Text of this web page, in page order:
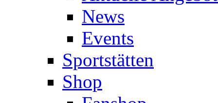
News
Events
Sportstätten
Shop